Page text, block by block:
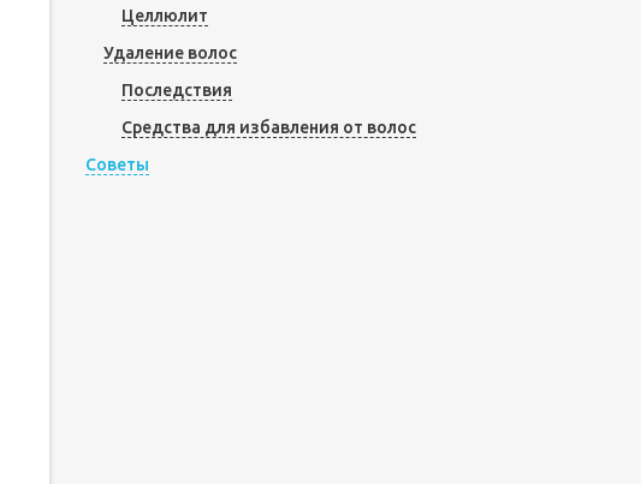
Целлюлит
Удаление волос
Последствия
Средства для избавления от волос
Советы